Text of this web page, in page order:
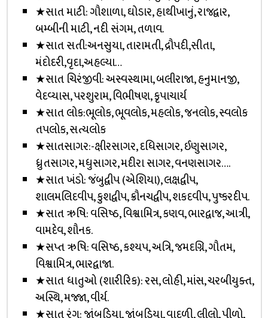
★સાત માટી: ગૌશાળા, ઘોડાર, હાથીખાનું, રાજદ્વાર,
બમ્બીની માટી, નદી સંગમ, તળાવ.
★સાત સતી:અનસુયા, તારામતી, દ્રૌપદી,સીતા,
મંદોદરી,વૃદા,અહલ્યા…
★સાત ચિરંજીવી: અસ્વસ્થામા, બલીરાજા, હનુમાનજી,
વેદવ્યાસ, પરશુરામ, વિભીષણ, કૃપાચાર્ય
★સાત લોક:ભૂલોક, ભૂવલોક, મહલોક, જનલોક, સ્વલોક
તપલોક, સત્યલોક
★સાતસાગર:-ક્ષીરસાગર, દધિસાગર, ઈણુસાગર,
ધ્રુતસાગર, મધુસાગર, મદીરા સાગર, વનણસાગર….
★સાત ખંડો: જંબુદ્વીપ (એશિયા), લક્ષદ્વીપ,
શાલમલિદવીપ, કુશદ્વીપ, ક્રૌનચદ્વીપ, શકદવીપ, પુષ્કરદીપ.
★સાત ઋષિ: વસિષ્ઠ, વિશ્વામિત્ર, કણવ, ભારદ્વાજ, આત્રી,
વામદેવ, શૌનક.
★સપ્ત ઋષિ: વસિષ્ઠ, કશ્યપ, અત્રિ, જમદગ્નિ, ગૌતમ,
વિશ્વામિત્ર, ભારદ્વાજા.
★સાત ધાતુઓ (શારીરિક): રસ, લોહી, માંસ, ચરબીયુક્ત,
અસ્થિ, મજ્જા, વીર્ય.